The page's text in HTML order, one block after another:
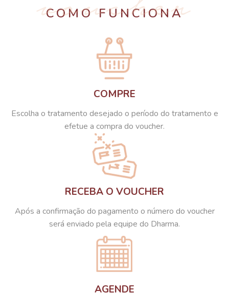
COMO FUNCIONA
COMPRE
Escolha o tratamento desejado o período do tratamento e
efetue a compra do voucher.
RECEBA O VOUCHER
Após a confirmação do pagamento o número do voucher
será enviado pela equipe do Dharma.
AGENDE